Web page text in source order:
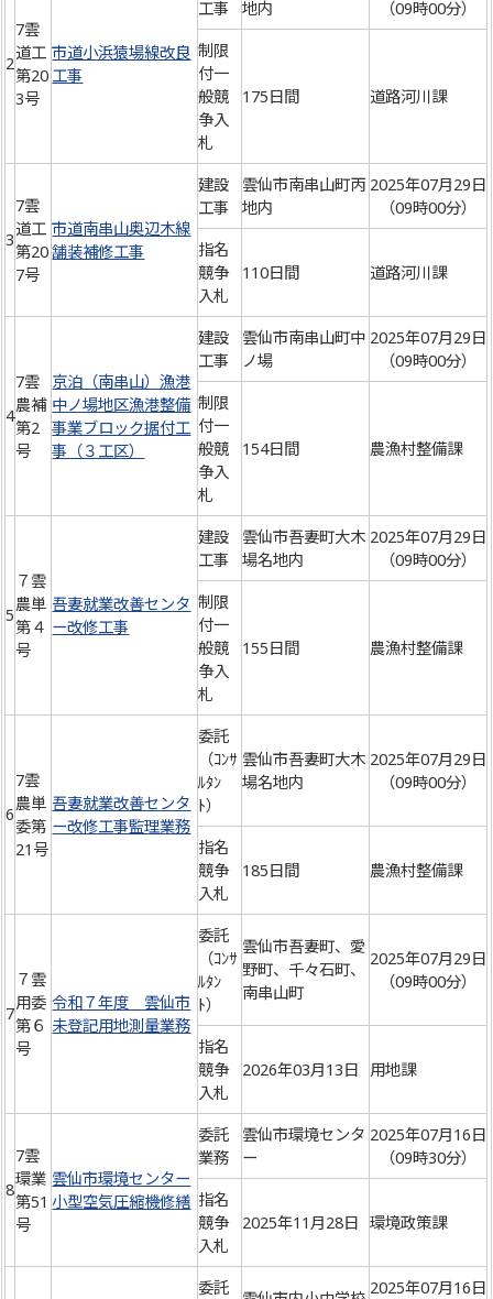
2
7雲
道工
第20
3号
市道小浜猿場線改良
工事
工事
地内
（09時00分）
制限
付一
般競
争入
札
175日間 道路河川課
3
7雲
道工
第20
7号
市道南串山奥辺木線
舗装補修工事
建設
工事
雲仙市南串山町丙
地内
2025年07月29日
（09時00分）
指名
競争
入札
110日間 道路河川課
4
7雲
農補
第2
号
京泊（南串山）漁港
中ノ場地区漁港整備
事業ブロック据付工
事（３工区）
建設
工事
雲仙市南串山町中
ノ場
2025年07月29日
（09時00分）
制限
付一
般競
争入
札
154日間 農漁村整備課
5
７雲
農単
第４
号
吾妻就業改善センタ
ー改修工事
建設
工事
雲仙市吾妻町大木
場名地内
2025年07月29日
（09時00分）
制限
付一
般競
争入
札
155日間 農漁村整備課
6
7雲
農単
委第
21号
吾妻就業改善センタ
ー改修工事監理業務
委託
（ｺﾝｻ
ﾙﾀﾝ
ﾄ）
雲仙市吾妻町大木
場名地内
2025年07月29日
（09時00分）
指名
競争
入札
185日間 農漁村整備課
7
７雲
用委
第６
号
令和７年度 雲仙市
未登記用地測量業務
委託
（ｺﾝｻ
ﾙﾀﾝ
ﾄ）
雲仙市吾妻町、愛
野町、千々石町、
南串山町
2025年07月29日
（09時00分）
指名
競争
入札
2026年03月13日 用地課
8
7雲
環業
第51
号
雲仙市環境センター
小型空気圧縮機修繕
委託
業務
雲仙市環境センタ
ー
2025年07月16日
（09時30分）
指名
競争
入札
2025年11月28日 環境政策課
委託 2025年07月16日